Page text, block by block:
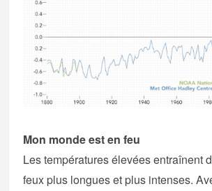
Mon monde est en feu
Les températures élevées entraînent
feux plus longues et plus intenses.